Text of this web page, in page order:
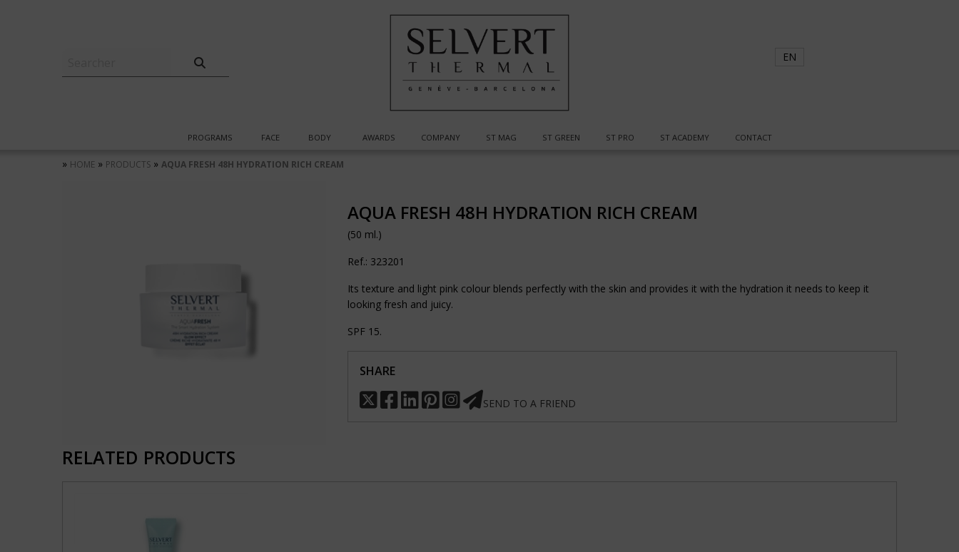
EN
PROGRAMS FACE BODY AWARDS COMPANY ST MAG ST GREEN ST PRO ST ACADEMY CONTACT
» HOME » PRODUCTS » AQUA FRESH 48H HYDRATION RICH CREAM
AQUA FRESH 48H HYDRATION RICH CREAM
(50 ml.)
Ref.: 323201
Its texture and light pink colour blends perfectly with the skin and provides it with the hydration it needs to keep it
looking fresh and juicy.
SPF 15.
SHARE
SEND TO A FRIEND
RELATED PRODUCTS